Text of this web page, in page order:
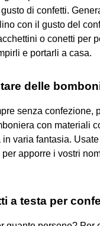
di confetti.
con il gusto del
o conetti per
e portarli a casa.
delle
senza confezione,
con materiali
varia fantasia.
apporre i vostri
a testa per